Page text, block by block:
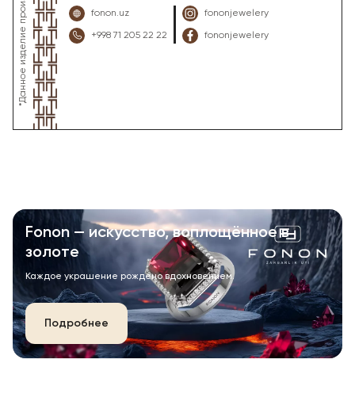
fonon.uz
+998 71 205 22 22
fononjewelery
fononjewelery
Fonon — искусство, воплощённое в
золоте
Каждое украшение рождено вдохновением.
Подробнее